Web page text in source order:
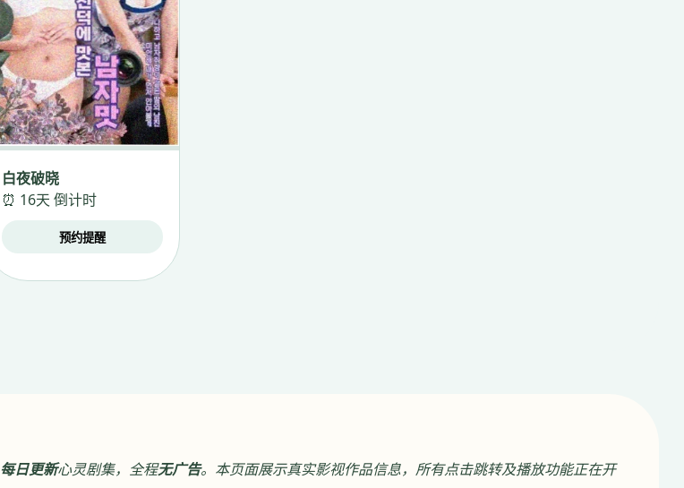
白夜破晓
⏰ 16天 倒计时
预约提醒
每日更新心灵剧集，全程无广告。本页面展示真实影视作品信息，所有点击跳转及播放功能正在开